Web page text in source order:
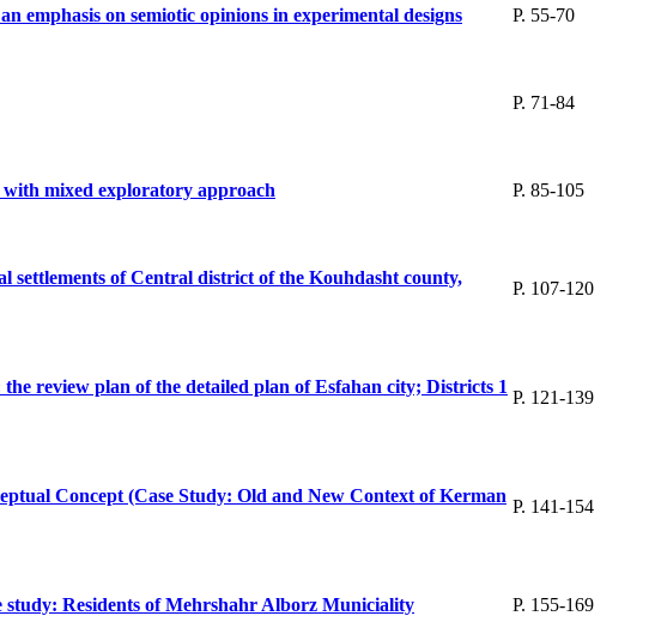
emphasis on semiotic opinions in experimental designs
P. 55-70
P. 71-84
mixed exploratory approach
P. 85-105
of Central district of the Kouhdasht county,
P. 107-120
review plan of the detailed plan of Esfahan city; Districts 1
P. 121-139
Concept (Case Study: Old and New Context of Kerman
P. 141-154
study: Residents of Mehrshahr Alborz Municiality
P. 155-169